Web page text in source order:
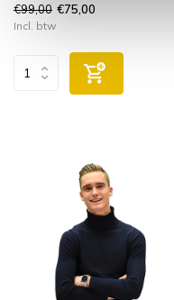
€99,00 €75,00
Incl. btw